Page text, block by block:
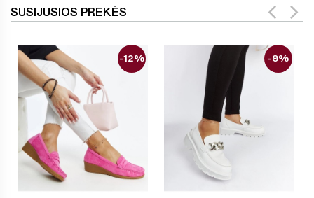
SUSIJUSIOS PREKĖS
-12% -9%